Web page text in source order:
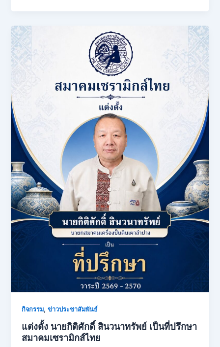
กิจกรรม,ข่าวประชาสัมพันธ์
แต่งตั้ง นายกิติศักดิ์ สินวนาทรัพย์ เป็นที่ปรึกษา
สมาคมเซรามิกส์ไทย